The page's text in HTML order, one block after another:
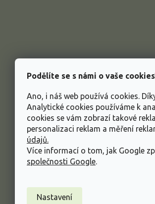
Podělíte se s námi o vaše
Ano, i náš web používá cookies.
Analytické cookies používáme k
cookies se vám zobrazí takové
personalizaci reklam a měření
údajů.
Více informací o tom, jak Google
společnosti Google.
Nastavení